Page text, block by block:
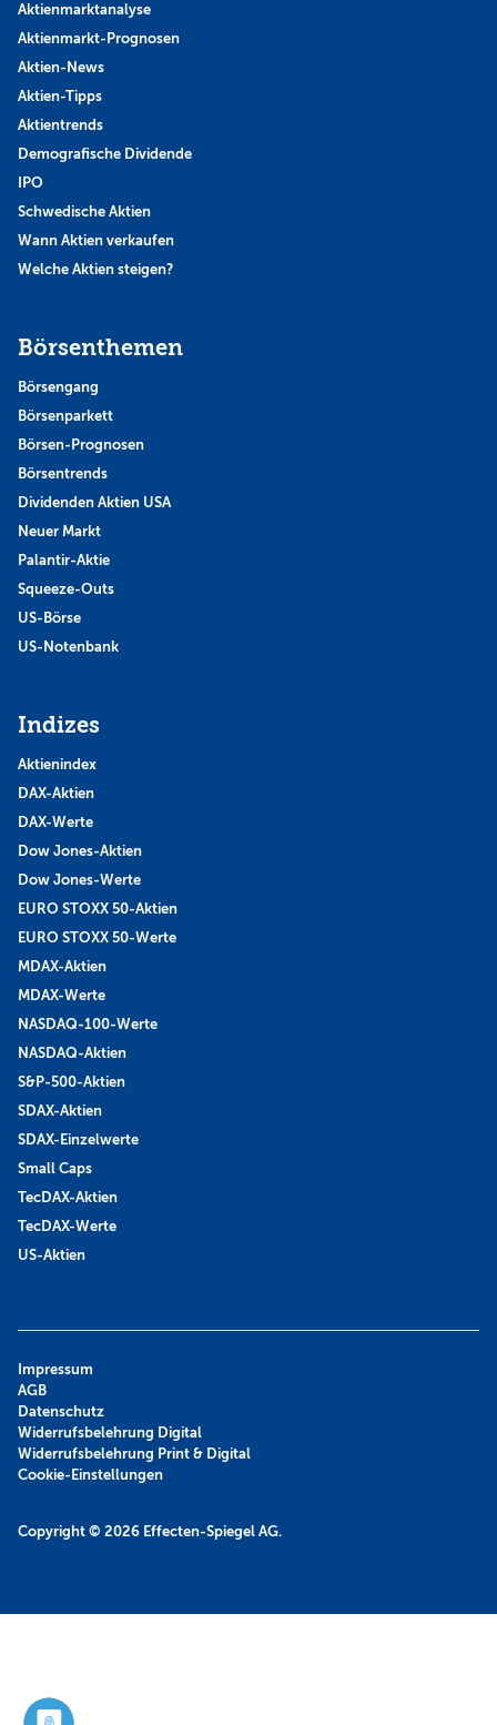
Aktienmarktanalyse
Aktienmarkt-Prognosen
Aktien-News
Aktien-Tipps
Aktientrends
Demografische Dividende
IPO
Schwedische Aktien
Wann Aktien verkaufen
Welche Aktien steigen?
Börsenthemen
Börsengang
Börsenparkett
Börsen-Prognosen
Börsentrends
Dividenden Aktien USA
Neuer Markt
Palantir-Aktie
Squeeze-Outs
US-Börse
US-Notenbank
Indizes
Aktienindex
DAX-Aktien
DAX-Werte
Dow Jones-Aktien
Dow Jones-Werte
EURO STOXX 50-Aktien
EURO STOXX 50-Werte
MDAX-Aktien
MDAX-Werte
NASDAQ-100-Werte
NASDAQ-Aktien
S&P-500-Aktien
SDAX-Aktien
SDAX-Einzelwerte
Small Caps
TecDAX-Aktien
TecDAX-Werte
US-Aktien
Copyright © 2026 Effecten-Spiegel AG.
Impressum
AGB
Datenschutz
Widerrufsbelehrung Digital
Widerrufsbelehrung Print & Digital
Cookie-Einstellungen